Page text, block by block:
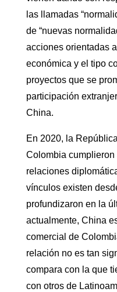
las llamadas
de “nuevas
acciones orientadas
económica y el tipo
proyectos que se
participación
China.
En 2020, la
Colombia cumplieron
relaciones
vínculos existen
profundizaron en la
actualmente, China
comercial de
relación no es tan
compara con la que
con otros de